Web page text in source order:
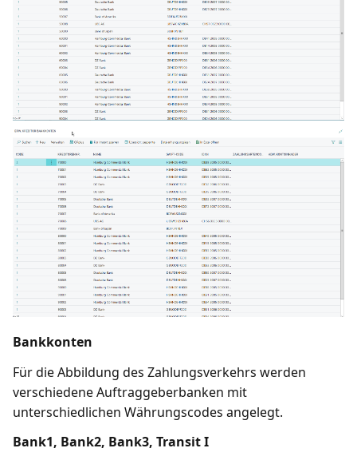
Bankkonten
Für die Abbildung des Zahlungsverkehrs werden
verschiedene Auftraggeberbanken mit
unterschiedlichen Währungscodes angelegt.
Bank1, Bank2, Bank3, Transit I